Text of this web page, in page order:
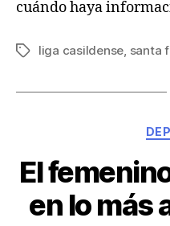
cuándo haya
liga casildense, santa
El
en lo más